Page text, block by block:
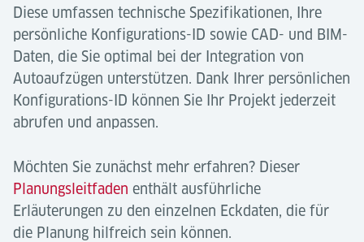
Diese umfassen technische Spezifikationen, Ihre
persönliche Konfigurations-ID sowie CAD- und BIM-
Daten, die Sie optimal bei der Integration von
Autoaufzügen unterstützen. Dank Ihrer persönlichen
Konfigurations-ID können Sie Ihr Projekt jederzeit
abrufen und anpassen.
Möchten Sie zunächst mehr erfahren? Dieser
Planungsleitfaden enthält ausführliche
Erläuterungen zu den einzelnen Eckdaten, die für
die Planung hilfreich sein können.